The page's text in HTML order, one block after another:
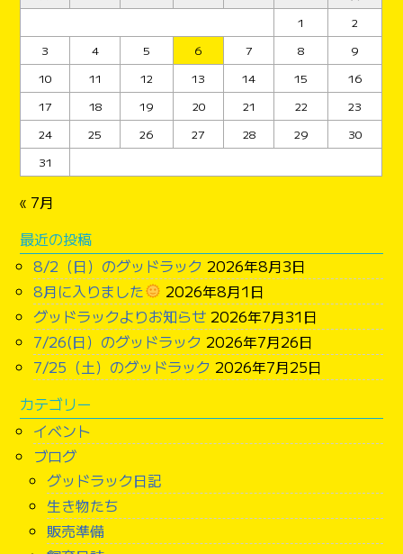
1
2
3
4 5 6 7 8
9
10
11 12 13 14 15
16
17
18 19 20 21 22
23
24
25 26 27 28 29
30
31
« 7月
最近の投稿
8/2（日）のグッドラック 2026年8月3日
8月に入りました
2026年8月1日
グッドラックよりお知らせ 2026年7月31日
7/26(日）のグッドラック 2026年7月26日
7/25（土）のグッドラック 2026年7月25日
カテゴリー
イベント
ブログ
グッドラック日記
生き物たち
販売準備